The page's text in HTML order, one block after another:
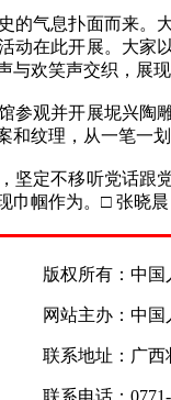
气息扑面而来。大
动在此开展。大家
欢笑声交织，展
观并开展坭兴陶雕
纹理，从一笔一
定不移听党话跟党
巾帼作为。□ 张晓
版权所有：中
网站主办：中
联系地址：广西
联系电话：